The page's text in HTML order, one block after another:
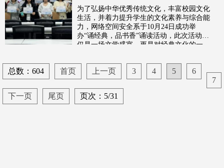
为了弘扬中华优秀传统文化，丰富校园文化
生活，并着力提升学生的文化素养与综合能
力，网络空间安全系于10月24日成功举
办“诵经典，品书香”诵读活动，此次活动不
仅是一场文学盛宴，更是对经典文化的一...
总数：604 首页 上一页 3 4 5
6
7
下一页
尾页 页次：5/31